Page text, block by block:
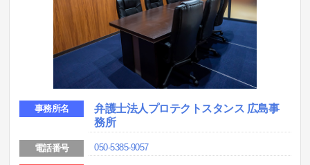
事務所名
弁護士法人プロテクトスタンス 広島事
務所
電話番号 050-5385-9057